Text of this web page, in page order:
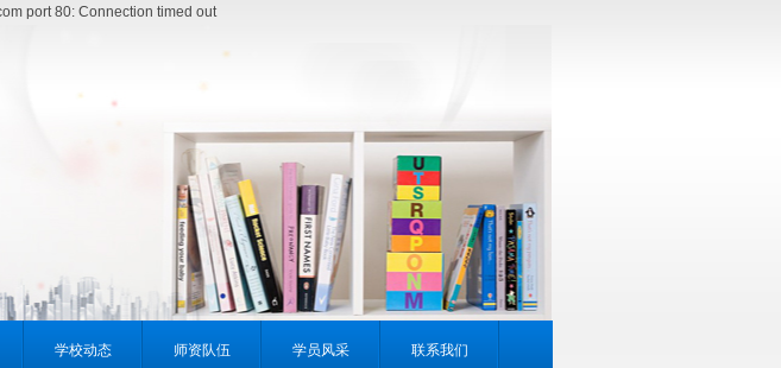
port 80: Connection timed out
学校动态 师资队伍 学员风采 联系我们